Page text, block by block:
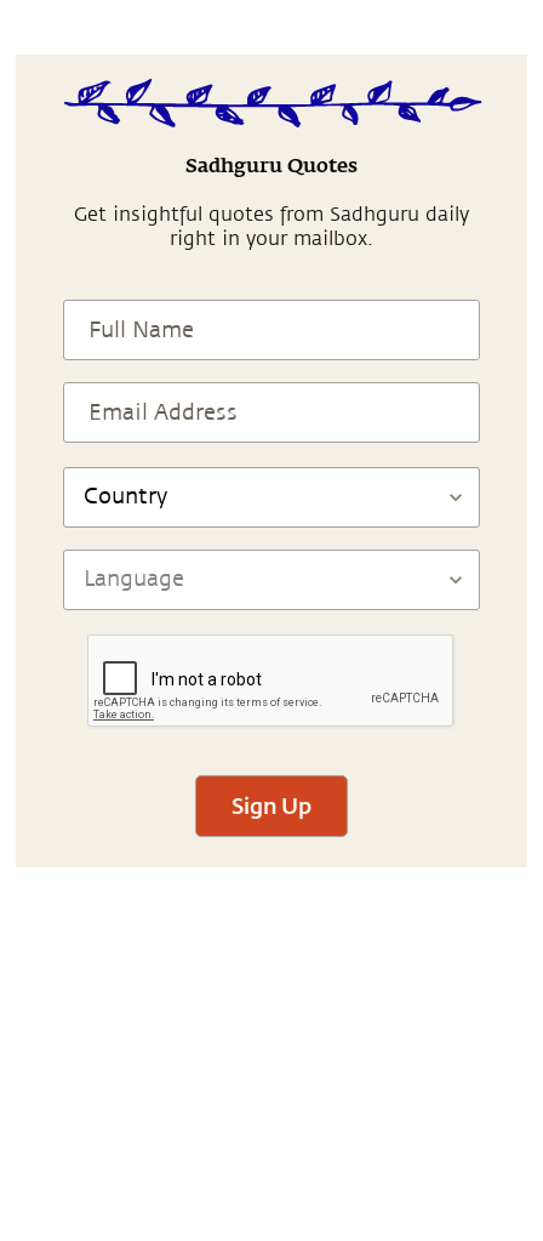
Sadhguru Quotes
Get insightful quotes from Sadhguru daily
right in your mailbox.
Sign Up